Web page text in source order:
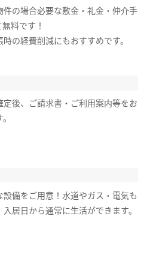
件の場合必要な敷金・礼金・仲介手
料です！
の経費削減にもおすすめです。
定後、ご請求書・ご利用案内等をお
設備をご用意！水道やガス・電気も
居日から通常に生活ができます。